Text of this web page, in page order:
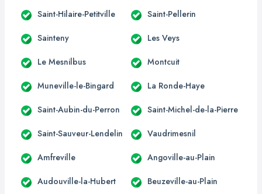
Saint-Hilaire-Petitville Saint-Pellerin
Sainteny Les Veys
Le Mesnilbus Montcuit
Muneville-le-Bingard La Ronde-Haye
Saint-Aubin-du-Perron Saint-Michel-de-la-Pierre
Saint-Sauveur-Lendelin Vaudrimesnil
Amfreville Angoville-au-Plain
Audouville-la-Hubert Beuzeville-au-Plain